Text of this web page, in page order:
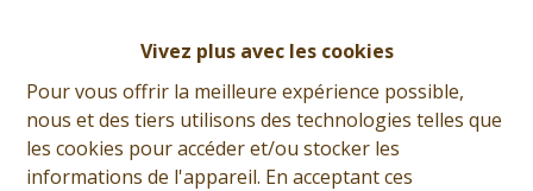
Vivez plus avec les cookies
Pour vous offrir la meilleure expérience possible,
nous et des tiers utilisons des technologies telles que
les cookies pour accéder et/ou stocker les
informations de l'appareil. En acceptant ces
Demande d'informations
+32 (0)65 31 96 96